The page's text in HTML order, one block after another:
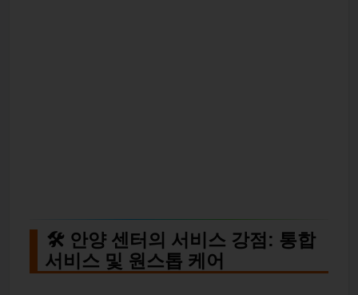
🛠️ 안양 센터의 서비스 강점: 통합
서비스 및 원스톱 케어